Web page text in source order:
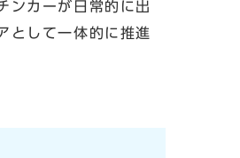
ンカーが日常的に出
として一体的に推進